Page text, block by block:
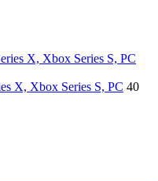
X, Xbox Series S, PC 40